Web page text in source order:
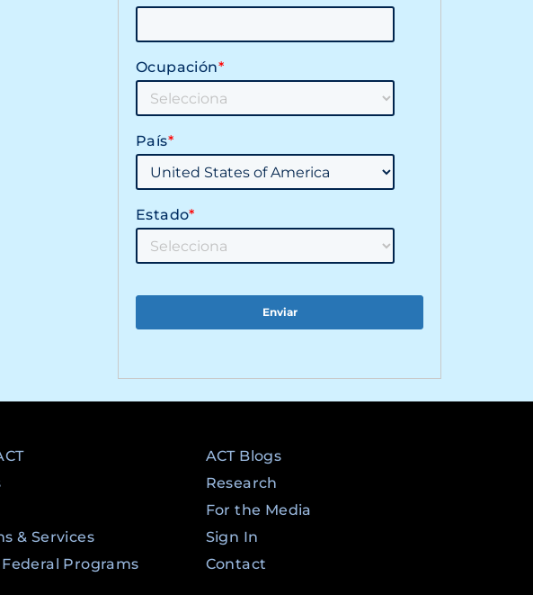
Ocupación*
País*
Estado*
& Services
Programs
ACT Blogs
Research
For the Media
Sign In
Contact